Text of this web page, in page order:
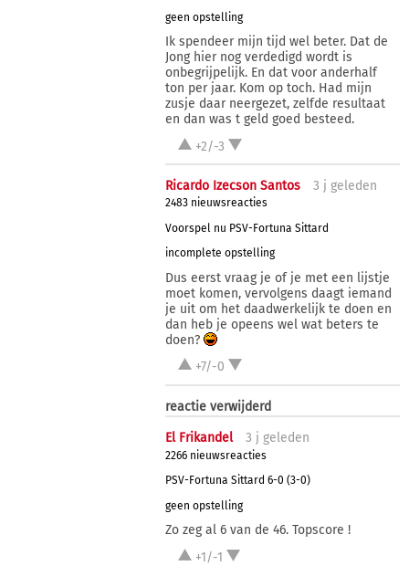
geen opstelling
Ik spendeer mijn tijd wel beter. Dat de
Jong hier nog verdedigd wordt is
onbegrijpelijk. En dat voor anderhalf
ton per jaar. Kom op toch. Had mijn
zusje daar neergezet, zelfde resultaat
en dan was t geld goed besteed.
+2/-3
Ricardo Izecson Santos 3 j geleden
2483 nieuwsreacties
Voorspel nu PSV-Fortuna Sittard
incomplete opstelling
Dus eerst vraag je of je met een lijstje
moet komen, vervolgens daagt iemand
je uit om het daadwerkelijk te doen en
dan heb je opeens wel wat beters te
doen?
+7/-0
reactie verwijderd
El Frikandel 3 j geleden
2266 nieuwsreacties
PSV-Fortuna Sittard 6-0 (3-0)
geen opstelling
Zo zeg al 6 van de 46. Topscore !
+1/-1